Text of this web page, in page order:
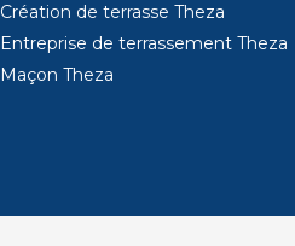
Création de terrasse Theza
Entreprise de terrassement Theza
Maçon Theza